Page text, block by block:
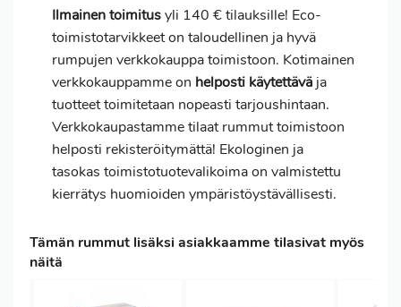
Ilmainen toimitusyli 140 € tilauksille! Eco-
toimistotarvikkeet on taloudellinen ja hyvä
rumpujen verkkokauppa toimistoon. Kotimainen
verkkokauppamme on helposti käytettävä ja
tuotteet toimitetaan nopeasti tarjoushintaan.
Verkkokaupastamme tilaat rummut toimistoon
helposti rekisteröitymättä! Ekologinen ja
tasokas toimistotuotevalikoima on valmistettu
kierrätys huomioiden ympäristöystävällisesti.
Tämän rummut lisäksi asiakkaamme tilasivat myös
näitä